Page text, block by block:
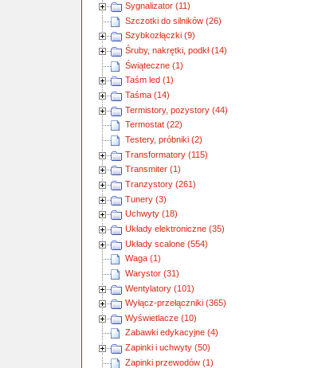
Sygnalizator (11)
Szczotki do silników (26)
Szybkozłączki (9)
Śruby, nakrętki, podkł (14)
Świąteczne (1)
Taśm led (1)
Taśma (14)
Termistory, pozystory (44)
Termostat (22)
Testery, próbniki (2)
Transformatory (115)
Transmiter (1)
Tranzystory (261)
Tunery (3)
Uchwyty (18)
Układy elektroniczne (35)
Układy scalone (554)
Waga (1)
Warystor (31)
Wentylatory (101)
Wyłącz-przełączniki (365)
Wyświetlacze (10)
Zabawki edykacyjne (4)
Zapinki i uchwyty (50)
Zapinki przewodów (1)